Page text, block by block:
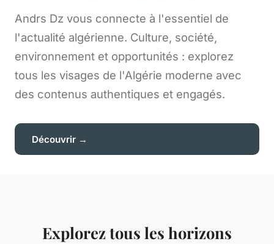
Andrs Dz vous connecte à l'essentiel de
l'actualité algérienne. Culture, société,
environnement et opportunités : explorez
tous les visages de l'Algérie moderne avec
des contenus authentiques et engagés.
Découvrir →
Explorez tous les horizons